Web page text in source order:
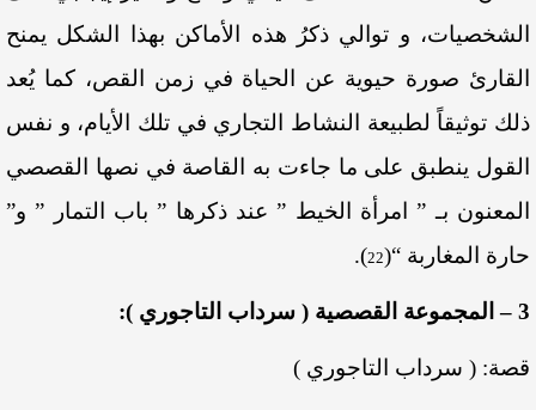
الشخصيات، و توالي ذكرُ هذه الأماكن بهذا الشكل يمنح
القارئ صورة حيوية عن الحياة في زمن القص، كما يُعد
ذلك توثيقاً لطبيعة النشاط التجاري في تلك الأيام، و نفس
القول ينطبق على ما جاءت به القاصة في نصها القصصي
المعنون بـ ” امرأة الخيط ” عند ذكرها ” باب التمار ” و”
حارة المغاربة “(
22
)
.
3 – المجموعة القصصية ( سرداب التاجوري ):
قصة: ( سرداب التاجوري )